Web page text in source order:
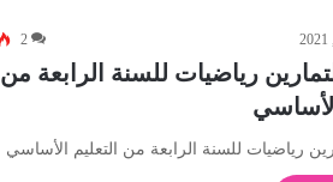
2
رياضيات للسنة الرابعة من
الأساسي
رياضيات للسنة الرابعة من التعليم الأساسي